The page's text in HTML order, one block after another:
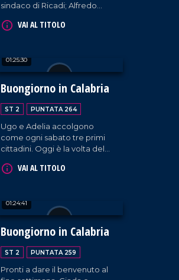
sindaco di Ricadi; Alfredo
Bruno; Salvatore Mascaro,
Floro.
VAI AL TITOLO
01:25:30
Buongiorno in Calabria
ST 2 PUNTATA 264
Ugo e Adelia accolgono
come ogni sabato tre primi
cittadini. Oggi è la volta del
Antonello Formica; Gregorio
Vincenzo Pellegrino.
VAI AL TITOLO
01:24:41
Buongiorno in Calabria
ST 2 PUNTATA 259
Pronti a dare il benvenuto al